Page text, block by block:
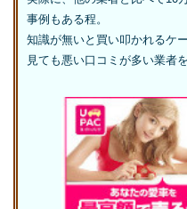
事例もある程。
知識が無いと買い叩かれるケ
見ても悪い口コミが多い業者